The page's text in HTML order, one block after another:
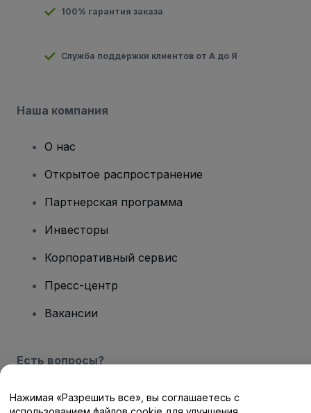
100% гарантия заказа
Служба поддержки клиентов от А до Я
Наша компания
О нас
Открытое распространение
Партнерская программа
Инвесторы
Корпоративный сервис
Пресс-центр
Вакансии
Есть вопросы?
Центр помощи / Свяжитесь с нами
Нажимая «Разрешить все», вы соглашаетесь с